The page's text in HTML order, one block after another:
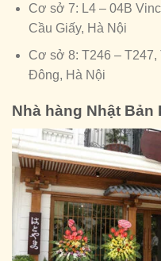
Cơ sở 7: L4 – 04B
Cầu Giấy, Hà Nội
Cơ sở 8: T246 – T247,
Đông, Hà Nội
Nhà hàng Nhật Bản